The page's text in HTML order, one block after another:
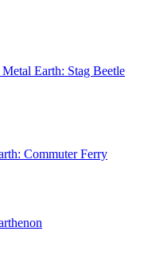
Metal Earth: Stag Beetle
Commuter Ferry